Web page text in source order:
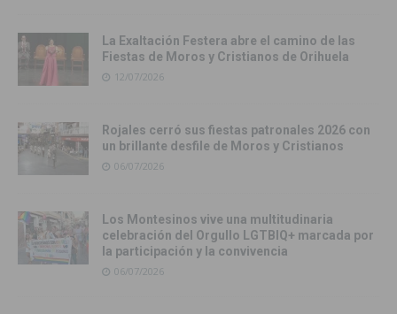
La Exaltación Festera abre el camino de las
Fiestas de Moros y Cristianos de Orihuela
12/07/2026
Rojales cerró sus fiestas patronales 2026 con
un brillante desfile de Moros y Cristianos
06/07/2026
Los Montesinos vive una multitudinaria
celebración del Orgullo LGTBIQ+ marcada por
la participación y la convivencia
06/07/2026